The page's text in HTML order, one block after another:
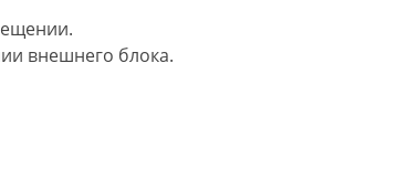
внешнего блока.